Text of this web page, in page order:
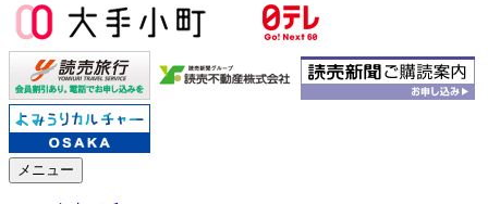
メニュー